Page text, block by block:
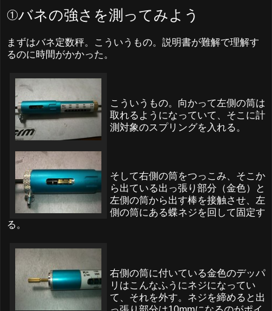
①バネの強さを測ってみよう
まずはバネ定数秤。こういうもの。説明書が難解で理解す
るのに時間がかかった。
こういうもの。向かって左側の筒は
取れるようになっていて、そこに計
測対象のスプリングを入れる。
そして右側の筒をつっこみ、そこか
ら出ている出っ張り部分（金色）と
左側の筒から出す棒を接触させ、左
側の筒にある蝶ネジを回して固定す
る。
右側の筒に付いている金色のデッパ
リはこんなふうにネジになってい
て、それを外す。ネジを締めると出